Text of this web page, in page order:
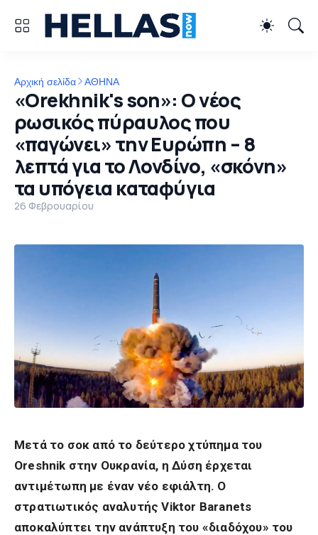
Αρχική σελίδα ΑΘΗΝΑ
«Orekhnik's son»: Ο νέος
ρωσικός πύραυλος που
«παγώνει» την Ευρώπη – 8
λεπτά για το Λονδίνο, «σκόνη»
τα υπόγεια καταφύγια
26 Φεβρουαρίου
Μετά το σοκ από το δεύτερο χτύπημα του
Oreshnik στην Ουκρανία, η Δύση έρχεται
αντιμέτωπη με έναν νέο εφιάλτη. Ο
στρατιωτικός αναλυτής Viktor Baranets
αποκαλύπτει την ανάπτυξη του «διαδόχου» του